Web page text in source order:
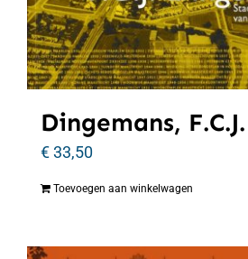
Dingemans, F.C.J.
€33,50
Toevoegen aan winkelwagen